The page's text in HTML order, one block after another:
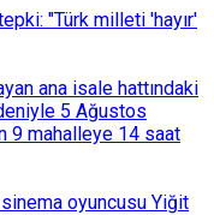
"Türk milleti 'hayır'
ana isale hattındaki
5 Ağustos
9 mahalleye 14 saat
oyuncusu Yiğit